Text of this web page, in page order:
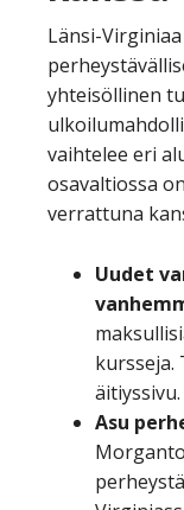
Länsi-
yhteisöllinen
vaihtelee eri
osavaltiossa
verrattuna
Uudet
kursseja.
äitiyssivu.
Asu